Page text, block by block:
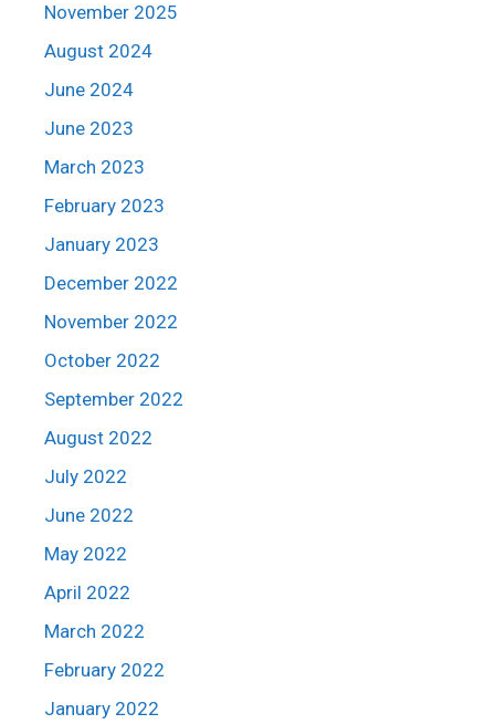
November 2025
August 2024
June 2024
June 2023
March 2023
February 2023
January 2023
December 2022
November 2022
October 2022
September 2022
August 2022
July 2022
June 2022
May 2022
April 2022
March 2022
February 2022
January 2022